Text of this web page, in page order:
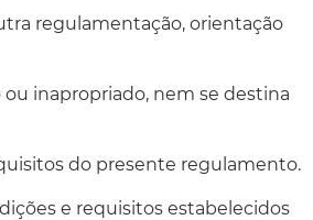
regulamentação, orientação
inapropriado, nem se destina
do presente regulamento.
e requisitos estabelecidos